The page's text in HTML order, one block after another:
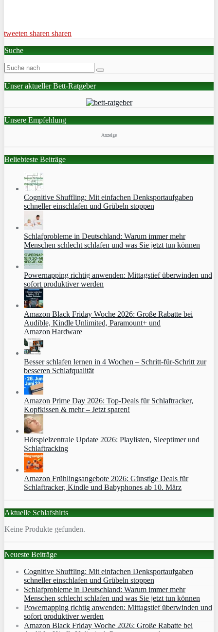
tweeten sharen sharen
Suche
Unser aktueller Bett-Ratgeber
Unsere Empfehlung
Anzeige
Beliebteste Beiträge
Cognitive Shuffling: Mit einfachen Denksportaufgaben
schneller einschlafen und Grübeln stoppen
Schlafprobleme in Deutschland: Warum immer mehr
Menschen schlecht schlafen und was Sie jetzt tun können
Powernapping richtig anwenden: Mittagstief überwinden und
sofort produktiver werden
Amazon Black Friday Woche 2026: Große Rabatte bei
Audible, Kindle Unlimited, Paramount+ und
Amazon Hardware
Besser schlafen lernen in 4 Wochen – Schritt‑für‑Schritt zur
besseren Schlafqualität
Amazon Prime Day 2026: Top-Deals für Schlaftracker,
Kopfkissen & mehr – Jetzt sparen!
Hörspielzentrale Update 2026: Playlisten, Sleeptimer und
Schlaftracking
Amazon Frühlingsangebote 2026: Günstige Deals für
Schlaftracker, Kindle und Babyphones ab 10. März
Aktuelle Schlafshirts
Keine Produkte gefunden.
Neueste Beiträge
Cognitive Shuffling: Mit einfachen Denksportaufgaben
schneller einschlafen und Grübeln stoppen
Schlafprobleme in Deutschland: Warum immer mehr
Menschen schlecht schlafen und was Sie jetzt tun können
Powernapping richtig anwenden: Mittagstief überwinden und
sofort produktiver werden
Amazon Black Friday Woche 2026: Große Rabatte bei